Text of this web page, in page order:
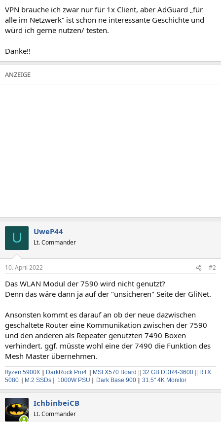
VPN brauche ich zwar nur für 1x Client, aber AdGuard „für
alle im Netzwerk“ ist schon ne interessante Geschichte und
würd ich gerne nutzen/ testen.
Danke!!
U UweP44
Lt. Commander
10. April 2022 #2
Das WLAN Modul der 7590 wird nicht genutzt?
Denn das wäre dann ja auf der "unsicheren" Seite der GliNet.
Ansonsten kommt es darauf an ob der neue dazwischen
geschaltete Router eine Kommunikation zwischen der 7590
und den anderen als Repeater genutzten 7490 Boxen
verhindert. ggf. müsste wohl eine der 7490 die Funktion des
Mesh Master übernehmen.
Ryzen 5900X DarkRock Pro4 MSI X570 Board 32 GB DDR4-3600
RTX
5080
M.2 SSDs 1000W PSU Dark Base 900 31.5" 4K Monitor
IchbinbeiCB
Lt. Commander